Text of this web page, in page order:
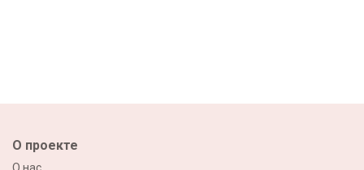
О проекте